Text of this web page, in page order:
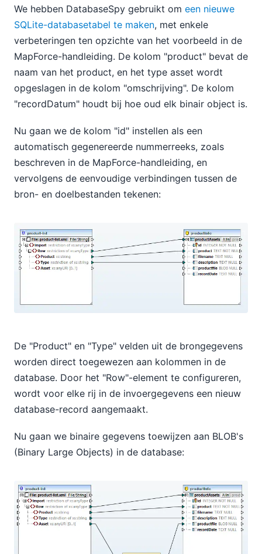
We hebben DatabaseSpy gebruikt om een nieuwe
SQLite-databasetabel te maken, met enkele
verbeteringen ten opzichte van het voorbeeld in de
MapForce-handleiding. De kolom "product" bevat de
naam van het product, en het type asset wordt
opgeslagen in de kolom "omschrijving". De kolom
"recordDatum" houdt bij hoe oud elk binair object is.
Nu gaan we de kolom "id" instellen als een
automatisch gegenereerde nummerreeks, zoals
beschreven in de MapForce-handleiding, en
vervolgens de eenvoudige verbindingen tussen de
bron- en doelbestanden tekenen:
De "Product" en "Type" velden uit de brongegevens
worden direct toegewezen aan kolommen in de
database. Door het "Row"-element te configureren,
wordt voor elke rij in de invoergegevens een nieuw
database-record aangemaakt.
Nu gaan we binaire gegevens toewijzen aan BLOB's
(Binary Large Objects) in de database: